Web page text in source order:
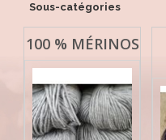
Sous-catégories
100 % MÉRINOS